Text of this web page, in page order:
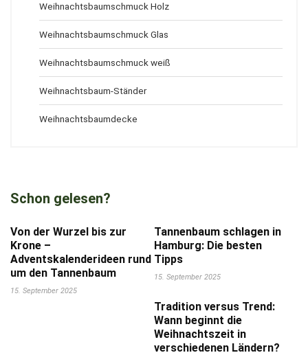
Weihnachtsbaumschmuck Holz
Weihnachtsbaumschmuck Glas
Weihnachtsbaumschmuck weiß
Weihnachtsbaum-Ständer
Weihnachtsbaumdecke
Schon gelesen?
Von der Wurzel bis zur
Krone –
Adventskalenderideen rund
um den Tannenbaum
15. September 2025
Tannenbaum schlagen in
Hamburg: Die besten
Tipps
15. September 2025
Tradition versus Trend:
Wann beginnt die
Weihnachtszeit in
verschiedenen Ländern?